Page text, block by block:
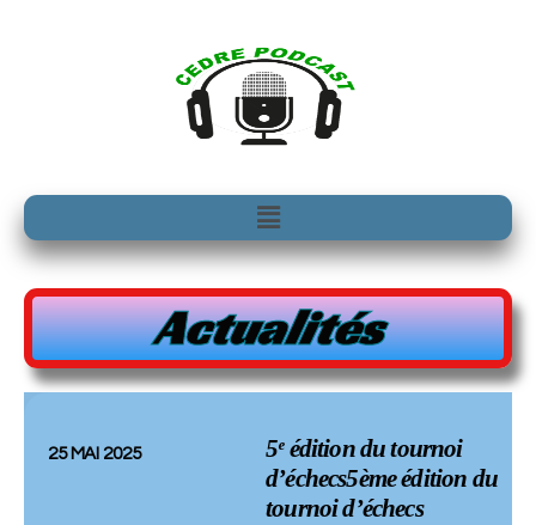
Menu
Actualités
25 MAI 2025
5ᵉ édition du tournoi
d’échecs5ème édition du
tournoi d’échecs